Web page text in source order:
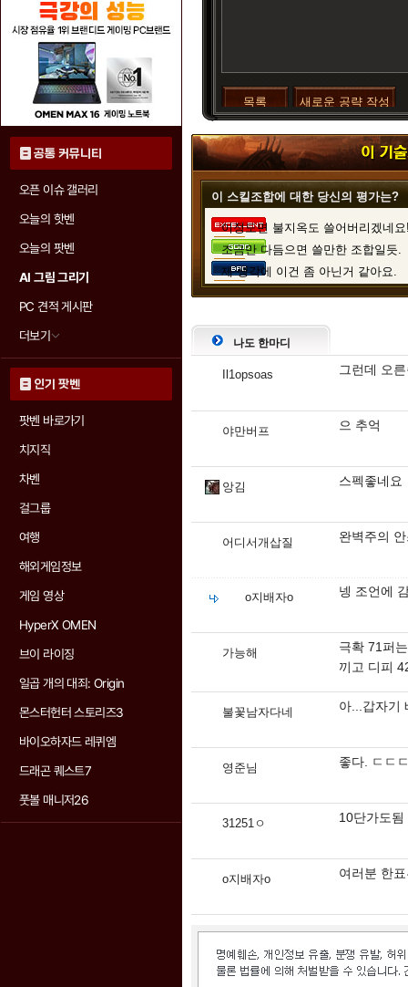
공통 커뮤니티
오픈 이슈 갤러리
오늘의 핫벤
오늘의 팟벤
AI 그림 그리기
PC 견적 게시판
더보기
인기 팟벤
팟벤 바로가기
치지직
차벤
걸그룹
여행
해외게임정보
게임 영상
HyperX OMEN
브이 라이징
일곱 개의 대죄: Origin
몬스터헌터 스토리즈3
바이오하자드 레퀴엠
드래곤 퀘스트7
풋볼 매니저26
목록
새로운 공략 작성
>
이 스킬조합에 대한 당신의 평가는?
이정도면 불지옥도 쓸어버리겠네
조금만 다듬으면 쓸만한 조합일듯.
제 생각에 이건 좀 아닌거 같아요.
디아3 인벤 가족들의 평가
69.2% (18표)
19.2% (5표)
나도 한마디
Il1opsoas 그런데 오
야만버프 으 추억
앙김 스펙좋네요
어디서개삽질 완벽주의
o지배자o 넹 조언에
가능해
극확 71퍼
끼고 디피
불꽃남자다네 아...갑자기
영준님 좋다. ㄷㄷ
31251ㅇ 10단가도됨
o지배자o 여러분 한